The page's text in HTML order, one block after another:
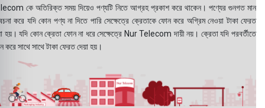
কে অতিরিক্ত সময় দিয়েও পণ্যটি নিতে আগ্রহ প্রকাশ করে থাকেন। পণ্যের গুনগত মান
করে যদি কোন পণ্য না দিতে পারি সেক্ষেত্রে ক্রেতাকে ফোন করে অগ্রিম নেওয়া টাকা ফেরত
হয়। যদি কোন ক্রেতা ফোন না ধরে সেক্ষেত্রে Nur Telecom দায়ী নয়। ক্রেতা যদি পরবর্তীতে
করে সাথে সাথে টাকা ফেরত দেয়া হয়।